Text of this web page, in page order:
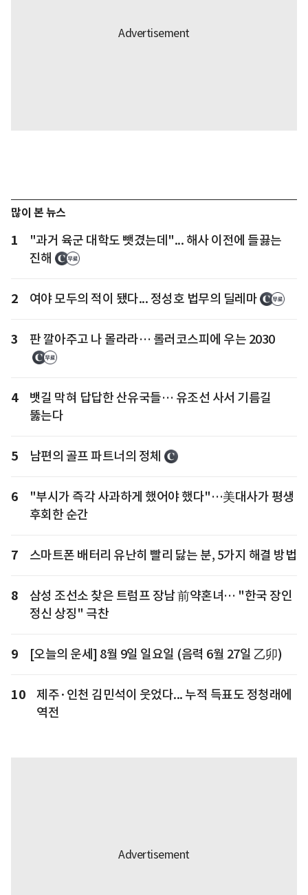
많이 본 뉴스
1
"과거 육군 대학도 뺏겼는데"... 해사 이전에 들끓는
진해
2 여야 모두의 적이 됐다... 정성호 법무의 딜레마
3 판 깔아주고 나 몰라라… 롤러코스피에 우는 2030
4
뱃길 막혀 답답한 산유국들… 유조선 사서 기름길
뚫는다
5 남편의 골프 파트너의 정체
6
"부시가 즉각 사과하게 했어야 했다"…美대사가 평생
후회한 순간
7 스마트폰 배터리 유난히 빨리 닳는 분, 5가지 해결 방법
8
삼성 조선소 찾은 트럼프 장남 前약혼녀… "한국 장인
정신 상징" 극찬
9 [오늘의 운세] 8월 9일 일요일 (음력 6월 27일 乙卯)
10
제주·인천 김민석이 웃었다... 누적 득표도 정청래에
역전